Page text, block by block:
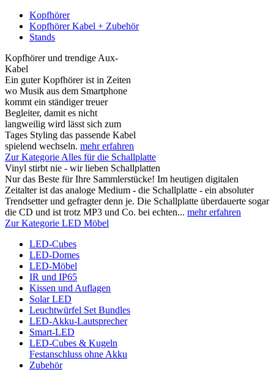
Kopfhörer
Kopfhörer Kabel + Zubehör
Stands
Kopfhörer und trendige Aux-
Kabel
Ein guter Kopfhörer ist in Zeiten
wo Musik aus dem Smartphone
kommt ein ständiger treuer
Begleiter, damit es nicht
langweilig wird lässt sich zum
Tages Styling das passende Kabel
spielend wechseln. mehr erfahren
Zur Kategorie Alles für die Schallplatte
Vinyl stirbt nie - wir lieben Schallplatten
Nur das Beste für Ihre Sammlerstücke! Im heutigen digitalen
Zeitalter ist das analoge Medium - die Schallplatte - ein absoluter
Trendsetter und gefragter denn je. Die Schallplatte überdauerte sogar
die CD und ist trotz MP3 und Co. bei echten... mehr erfahren
Zur Kategorie LED Möbel
LED-Cubes
LED-Domes
LED-Möbel
IR und IP65
Kissen und Auflagen
Solar LED
Leuchtwürfel Set Bundles
LED-Akku-Lautsprecher
Smart-LED
LED-Cubes & Kugeln
Festanschluss ohne Akku
Zubehör